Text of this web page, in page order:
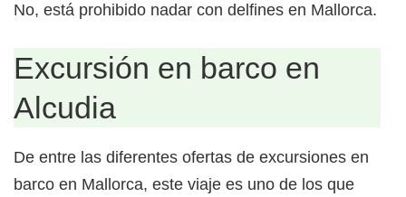
No, está prohibido nadar con delfines en Mallorca.
Excursión en barco en
Alcudia
De entre las diferentes ofertas de excursiones en
barco en Mallorca, este viaje es uno de los que